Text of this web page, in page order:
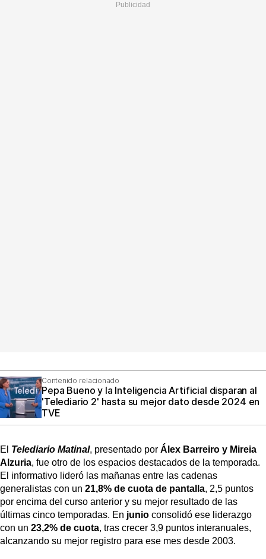
Contenido relacionado
Pepa Bueno y la Inteligencia Artificial disparan al
'Telediario 2' hasta su mejor dato desde 2024 en
TVE
El Telediario Matinal, presentado por Álex Barreiro y Mireia
Alzuria, fue otro de los espacios destacados de la temporada.
El informativo lideró las mañanas entre las cadenas
generalistas con un 21,8% de cuota de pantalla, 2,5 puntos
por encima del curso anterior y su mejor resultado de las
últimas cinco temporadas. En junio consolidó ese liderazgo
con un 23,2% de cuota, tras crecer 3,9 puntos interanuales,
alcanzando su mejor registro para ese mes desde 2003.